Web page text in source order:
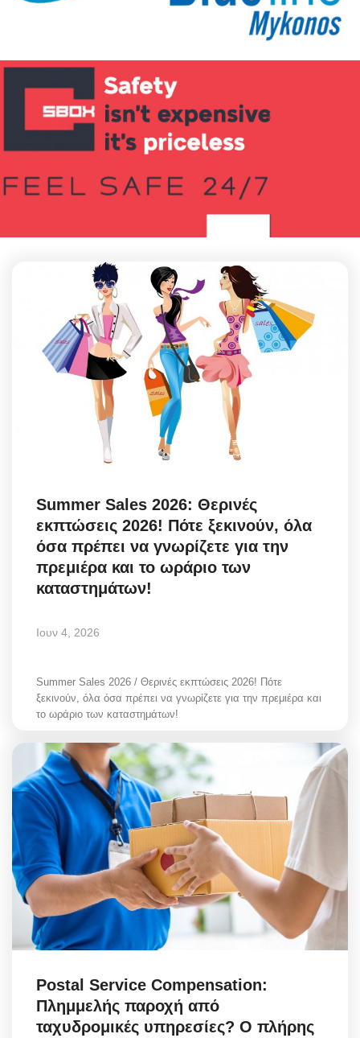
Summer Sales 2026: Θερινές
εκπτώσεις 2026! Πότε ξεκινούν, όλα
όσα πρέπει να γνωρίζετε για την
πρεμιέρα και το ωράριο των
καταστημάτων!
Ιουν 4, 2026
Summer Sales 2026 / Θερινές εκπτώσεις 2026! Πότε
ξεκινούν, όλα όσα πρέπει να γνωρίζετε για την πρεμιέρα και
το ωράριο των καταστημάτων!
Postal Service Compensation:
Πλημμελής παροχή από
ταχυδρομικές υπηρεσίες? Ο πλήρης